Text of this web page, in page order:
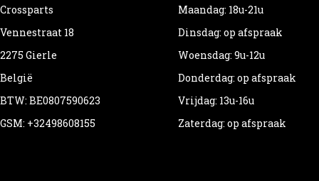
Crossparts
Vennestraat 18
2275 Gierle
België
BTW: BE0807590623
GSM: +32498608155
Maandag: 18u-21u
Dinsdag: op afspraak
Woensdag: 9u-12u
Donderdag: op afspraak
Vrijdag: 13u-16u
Zaterdag: op afspraak